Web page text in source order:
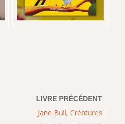
Jane Bull, Créatures